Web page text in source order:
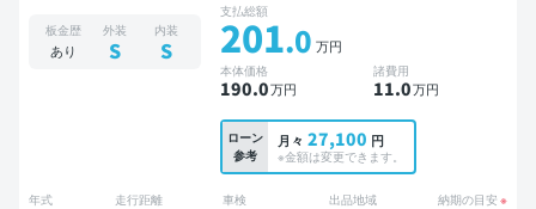
板金歴
あり
外装
S
内装
S
支払総額
201.0 万円
本体価格
190.0万円
諸費用
11.0万円
ローン
参考
月々 27,100 円
※金額は変更できます。
年式 走行距離 車検 出品地域 納期の目安 ※